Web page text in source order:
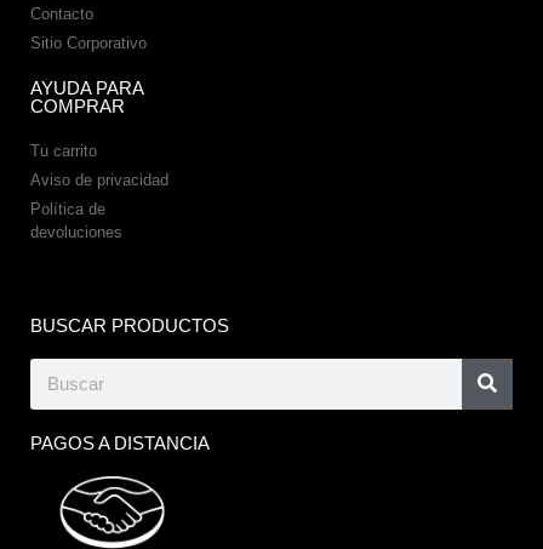
Contacto
Sitio Corporativo
AYUDA PARA
COMPRAR
Tu carrito
Aviso de privacidad
Política de
devoluciones
BUSCAR PRODUCTOS
PAGOS A DISTANCIA